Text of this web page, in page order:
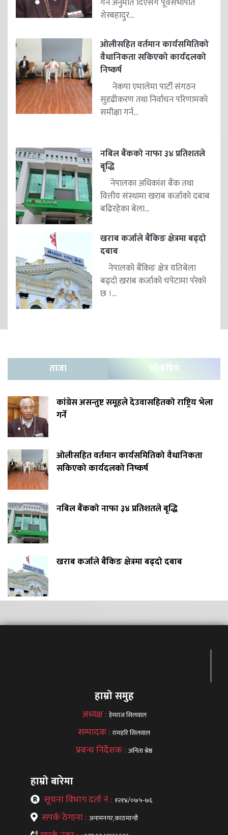
शेरबहादुर...
ओलीसहित वर्तमान कार्यसमितिको
वैधानिकता सकिएको कार्यदलको
निष्कर्ष
नेकपा एमालेमा पार्टी संगठन
सुदृढीकरण तथा निर्वाचन परिणामको
समीक्षा गर्न...
नबिल बैंकको नाफा ३४ प्रतिशतले
बृद्धि
नेपालका अधिकांश बैंक तथा
वित्तीय संस्थामा खराब कर्जाको दबाब
बढिरहेका बेला...
खराब कर्जाले बैंकिङ क्षेत्रमा बढ्दो
दबाब
नेपालको बैंकिङ क्षेत्र यतिबेला
बढ्दो खराब कर्जाको चपेटामा परेको
छ ।...
ताजा लोकप्रिय
कांग्रेस असन्तुष्ट समूहले देउवासहितको राष्ट्रिय भेला
गर्ने
ओलीसहित वर्तमान कार्यसमितिको वैधानिकता
सकिएको कार्यदलको निष्कर्ष
नबिल बैंकको नाफा ३४ प्रतिशतले बृद्धि
खराब कर्जाले बैंकिङ क्षेत्रमा बढ्दो दबाब
हाम्रो समुह
अध्यक्ष : हेमराज सिलवाल
सम्पादक :रामहरि सिलवाल
प्रबन्ध निर्देशक : अनिता श्रेष्ठ
हाम्रो बारेमा
सूचना विभाग दर्ता नं : १२१४/०७५-७६
सपर्क ठेगाना : अनामनगर,काठमान्डौ